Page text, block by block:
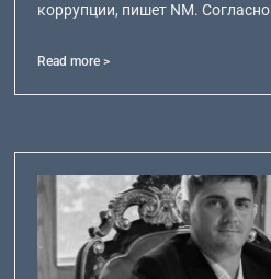
коррупции, пишет NM. Согласно
Read more >